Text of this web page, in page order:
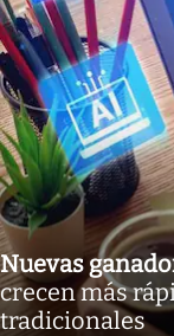
Nuevas
crecen más
tradicionales